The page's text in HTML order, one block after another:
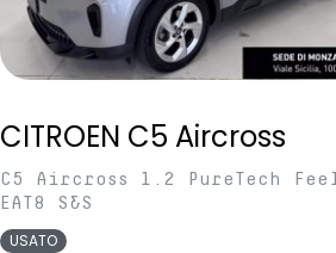
CITROEN C5 Aircross
C5 Aircross 1.2 PureTech Feel
EAT8 S&S
USATO